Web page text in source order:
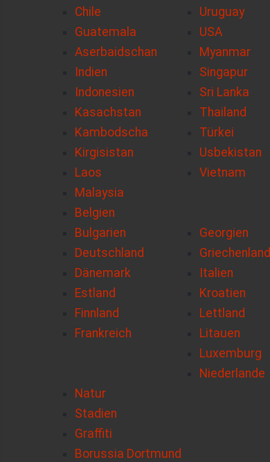
Chile
Guatemala
Uruguay
USA
Aserbaidschan
Indien
Indonesien
Kasachstan
Kambodscha
Kirgisistan
Laos
Malaysia
Myanmar
Singapur
Sri Lanka
Thailand
Türkei
Usbekistan
Vietnam
Belgien
Bulgarien
Deutschland
Dänemark
Estland
Finnland
Frankreich
Georgien
Griechenland
Italien
Kroatien
Lettland
Litauen
Luxemburg
Niederlande
Natur
Stadien
Graffiti
Borussia Dortmund